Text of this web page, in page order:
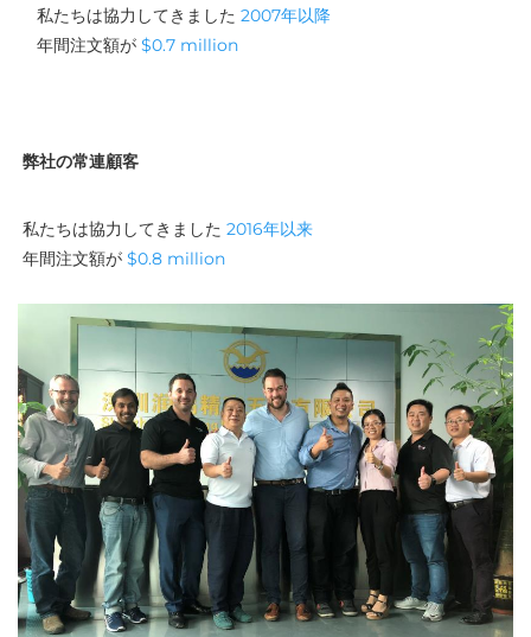
私たちは協力してきました 2007年以降
年間注文額が $0.7 million
弊社の常連顧客
私たちは協力してきました 2016年以来
年間注文額が $0.8 million